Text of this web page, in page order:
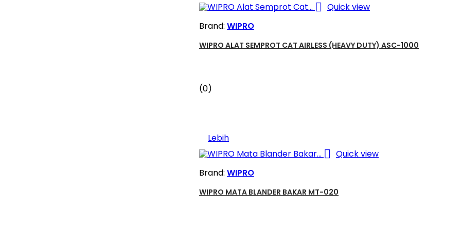
 Quick view
Brand: WIPRO
WIPRO ALAT SEMPROT CAT AIRLESS (HEAVY DUTY) ASC-1000
(0)
Lebih
 Quick view
Brand: WIPRO
WIPRO MATA BLANDER BAKAR MT-020